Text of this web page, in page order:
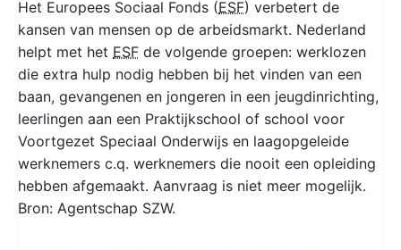
Het Europees Sociaal Fonds (ESF) verbetert de
kansen van mensen op de arbeidsmarkt. Nederland
helpt met het ESF de volgende groepen: werklozen
die extra hulp nodig hebben bij het vinden van een
baan, gevangenen en jongeren in een jeugdinrichting,
leerlingen aan een Praktijkschool of school voor
Voortgezet Speciaal Onderwijs en laagopgeleide
werknemers c.q. werknemers die nooit een opleiding
hebben afgemaakt. Aanvraag is niet meer mogelijk.
Bron: Agentschap SZW.